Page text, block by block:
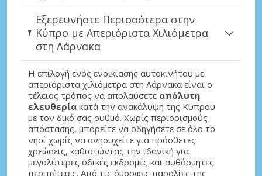
Εξερευνήστε Περισσότερα στην
Κύπρο με Απεριόριστα Χιλιόμετρα
στη Λάρνακα
Η επιλογή ενός ενοικίασης αυτοκινήτου με
απεριόριστα χιλιόμετρα στη Λάρνακα είναι ο
τέλειος τρόπος να απολαύσετε απόλυτη
ελευθερία κατά την ανακάλυψη της Κύπρου
με τον δικό σας ρυθμό. Χωρίς περιορισμούς
απόστασης, μπορείτε να οδηγήσετε σε όλο το
νησί χωρίς να ανησυχείτε για πρόσθετες
χρεώσεις, καθιστώντας την ιδανική για
μεγαλύτερες οδικές εκδρομές και αυθόρμητες
περιπέτειες. Από τις όμορφες παραλίες της